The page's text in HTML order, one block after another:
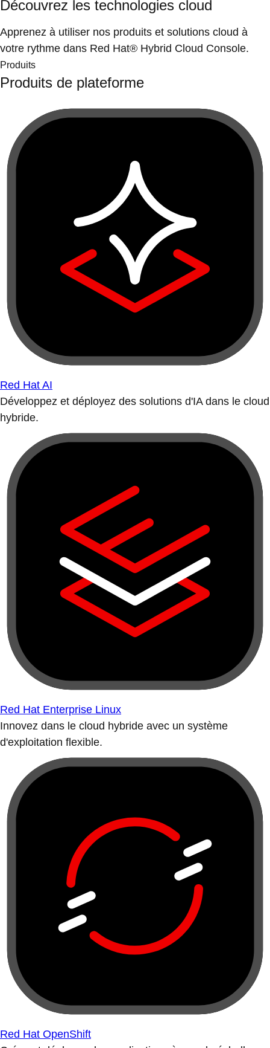
Découvrez les technologies cloud
Apprenez à utiliser nos produits et solutions cloud à
votre rythme dans Red Hat® Hybrid Cloud Console.
Produits
Produits de plateforme
Red Hat AI
Développez et déployez des solutions d'IA dans le cloud
hybride.
Red Hat Enterprise Linux
Innovez dans le cloud hybride avec un système
d'exploitation flexible.
Red Hat OpenShift